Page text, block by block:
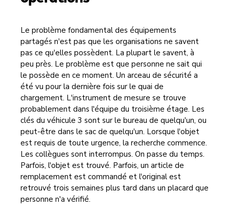
Le problème fondamental des équipements
partagés n'est pas que les organisations ne savent
pas ce qu'elles possèdent. La plupart le savent, à
peu près. Le problème est que personne ne sait qui
le possède en ce moment. Un arceau de sécurité a
été vu pour la dernière fois sur le quai de
chargement. L'instrument de mesure se trouve
probablement dans l'équipe du troisième étage. Les
clés du véhicule 3 sont sur le bureau de quelqu'un, ou
peut-être dans le sac de quelqu'un. Lorsque l'objet
est requis de toute urgence, la recherche commence.
Les collègues sont interrompus. On passe du temps.
Parfois, l'objet est trouvé. Parfois, un article de
remplacement est commandé et l'original est
retrouvé trois semaines plus tard dans un placard que
personne n'a vérifié.